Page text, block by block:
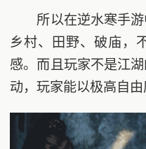
所以在逆水寒手游
乡村、田野、破庙，
感。而且玩家不是江
动，玩家能以极高自由